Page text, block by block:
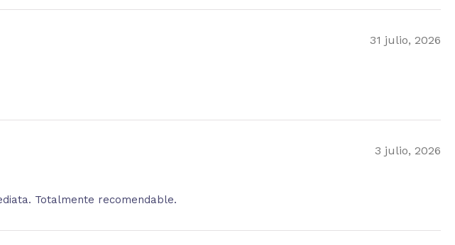
31 julio, 2026
3 julio, 2026
Totalmente recomendable.